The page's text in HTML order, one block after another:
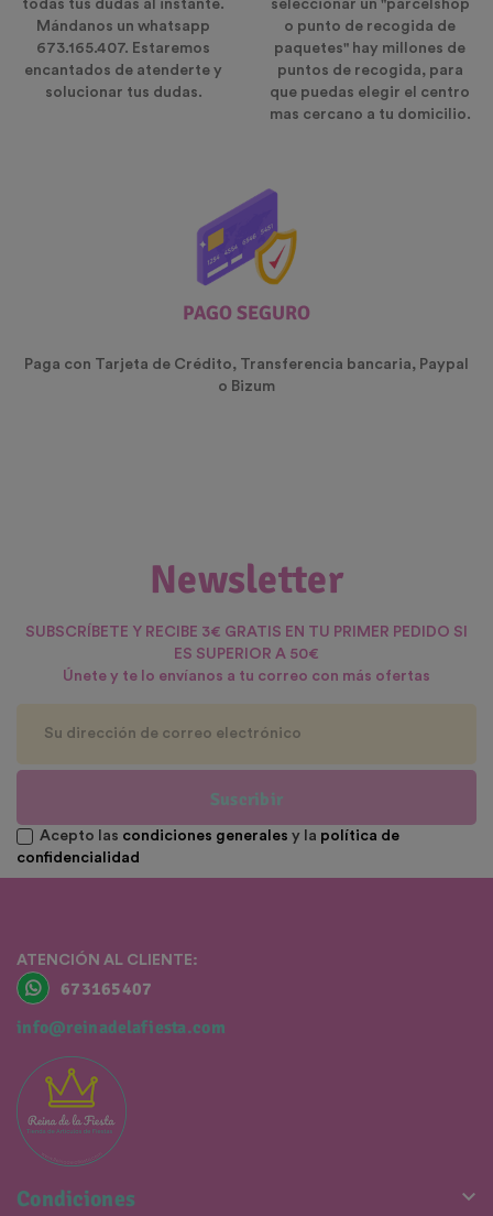
todas tus dudas al instante.
Mándanos un whatsapp
673.165.407. Estaremos
encantados de atenderte y
solucionar tus dudas.
seleccionar un "parcelshop
o punto de recogida de
paquetes" hay millones de
puntos de recogida, para
que puedas elegir el centro
mas cercano a tu domicilio.
PAGO SEGURO
Paga con Tarjeta de Crédito, Transferencia bancaria, Paypal
o Bizum
Newsletter
SUBSCRÍBETE Y RECIBE 3€ GRATIS EN TU PRIMER PEDIDO SI
ES SUPERIOR A 50€
Únete y te lo envíanos a tu correo con más ofertas
Suscribir
Acepto las condiciones generales y la política de
confidencialidad
ATENCIÓN AL CLIENTE:
673165407
info@reinadelafiesta.com
Condiciones 